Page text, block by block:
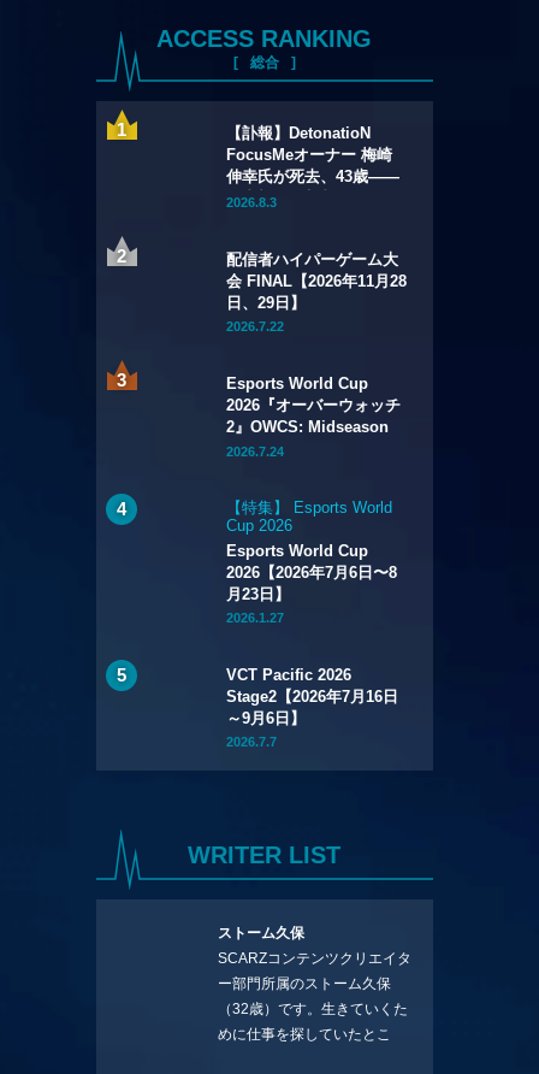
ACCESS RANKING
総合
【訃報】DetonatioN
FocusMeオーナー 梅崎
伸幸氏が死去、43歳——
国内初の給与制eスポーツ
2026.8.3
配信者ハイパーゲーム大
会 FINAL【2026年11月28
日、29日】
2026.7.22
Esports World Cup
2026『オーバーウォッチ
2』OWCS: Midseason
Championship【2026年
2026.7.24
【特集】 Esports World
Cup 2026
Esports World Cup
2026【2026年7月6日〜8
月23日】
2026.1.27
VCT Pacific 2026
Stage2【2026年7月16日
～9月6日】
2026.7.7
WRITER LIST
ストーム久保
SCARZコンテンツクリエイタ
ー部門所属のストーム久保
（32歳）です。生きていくた
めに仕事を探していたとこ